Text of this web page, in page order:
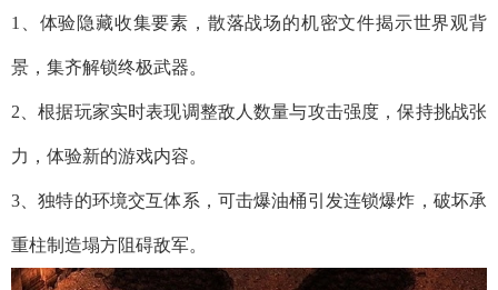
1、体验隐藏收集要素，散落战场的机密文件揭示世界观背
景，集齐解锁终极武器。
2、根据玩家实时表现调整敌人数量与攻击强度，保持挑战张
力，体验新的游戏内容。
3、独特的环境交互体系，可击爆油桶引发连锁爆炸，破坏承
重柱制造塌方阻碍敌军。